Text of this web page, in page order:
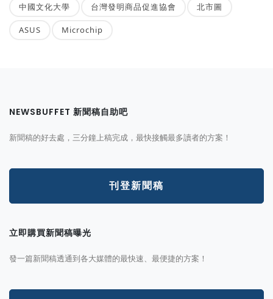
中國文化大學 台灣發明商品促進協會 北市圖
ASUS Microchip
NEWSBUFFET 新聞稿自助吧
新聞稿的好去處，三分鐘上稿完成，最快接觸最多讀者的方案！
刊登新聞稿
立即購買新聞稿曝光
發一篇新聞稿透通到各大媒體的最快速、最便捷的方案！